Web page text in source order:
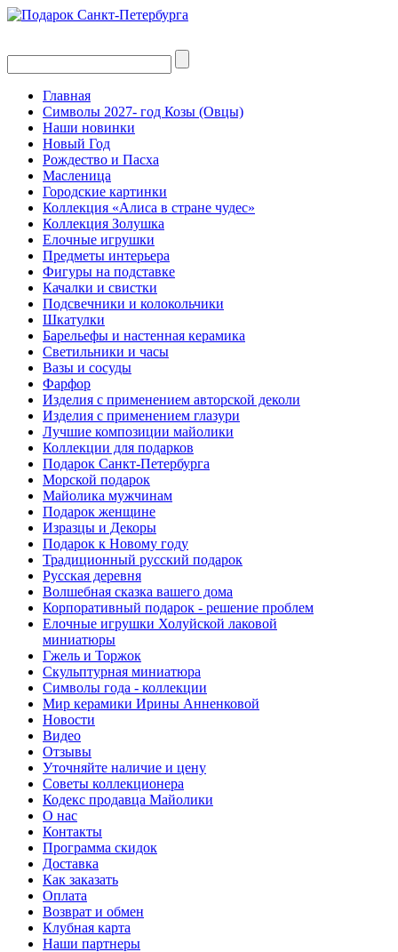
Главная
Символы 2027- год Козы (Овцы)
Наши новинки
Новый Год
Рождество и Пасха
Масленица
Городские картинки
Коллекция «Алиса в стране чудес»
Коллекция Золушка
Елочные игрушки
Предметы интерьера
Фигуры на подставке
Качалки и свистки
Подсвечники и колокольчики
Шкатулки
Барельефы и настенная керамика
Светильники и часы
Вазы и сосуды
Фарфор
Изделия с применением авторской деколи
Изделия с применением глазури
Лучшие композиции майолики
Коллекции для подарков
Подарок Санкт-Петербурга
Морской подарок
Майолика мужчинам
Подарок женщине
Изразцы и Декоры
Подарок к Новому году
Традиционный русский подарок
Русская деревня
Волшебная сказка вашего дома
Корпоративный подарок - решение проблем
Елочные игрушки Холуйской лаковой
миниатюры
Гжель и Торжок
Скульптурная миниатюра
Символы года - коллекции
Мир керамики Ирины Анненковой
Новости
Видео
Отзывы
Уточняйте наличие и цену
Советы коллекционера
Кодекс продавца Майолики
О нас
Контакты
Программа скидок
Доставка
Как заказать
Оплата
Возврат и обмен
Клубная карта
Наши партнеры